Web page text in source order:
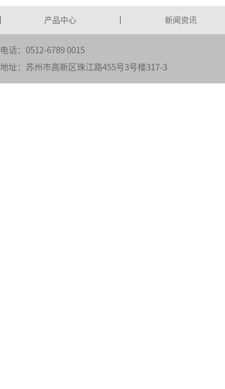
产品中心 新闻资讯
电话：0512-6789 0015
地址：苏州市高新区珠江路455号3号楼317-3